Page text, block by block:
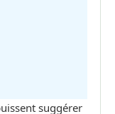
suggérer